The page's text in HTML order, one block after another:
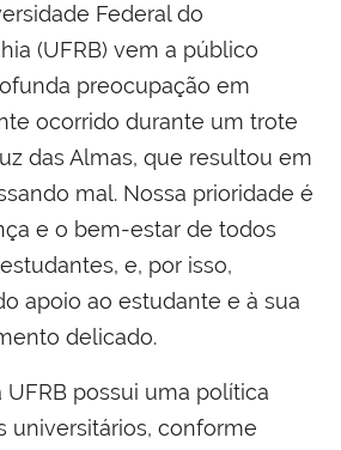
Federal do
(UFRB) vem a público
preocupação em
ocorrido durante um trote
das Almas, que resultou em
mal. Nossa prioridade é
e o bem-estar de todos
e, por isso,
apoio ao estudante e à sua
delicado.
UFRB possui uma política
universitários, conforme